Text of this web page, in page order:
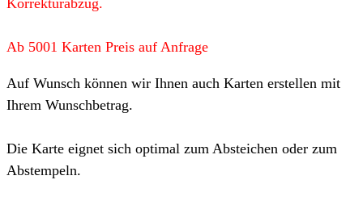
Korrekturabzug.
Ab 5001 Karten Preis auf Anfrage
Auf Wunsch können wir Ihnen auch Karten erstellen mit
Ihrem Wunschbetrag.
Die Karte eignet sich optimal zum Absteichen oder zum
Abstempeln.